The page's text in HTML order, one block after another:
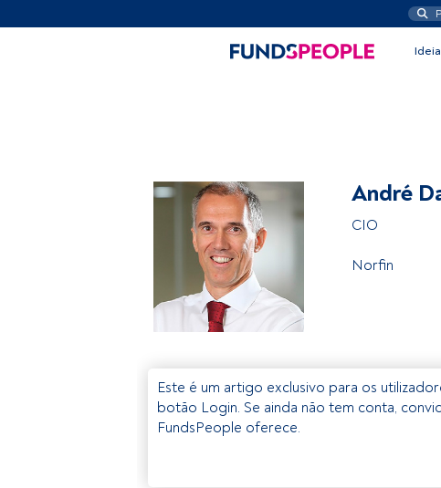
André
CIO
Norfin
Este é um artigo exclusivo para os
botão Login. Se ainda não tem conta,
FundsPeople oferece.